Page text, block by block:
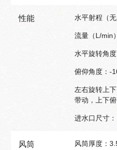
性能 水平射程（
流量（L/min
水平旋转角
俯仰角度：-
左右旋转上
带动，上下
进水口尺寸
风筒 风筒厚度：